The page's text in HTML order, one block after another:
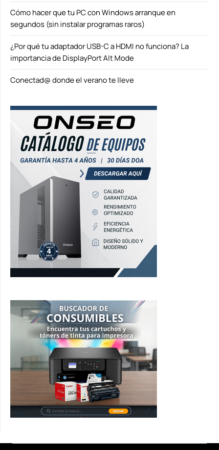
Cómo hacer que tu PC con Windows arranque en
segundos (sin instalar programas raros)
¿Por qué tu adaptador USB-C a HDMI no funciona? La
importancia de DisplayPort Alt Mode
Conectad@ donde el verano te lleve